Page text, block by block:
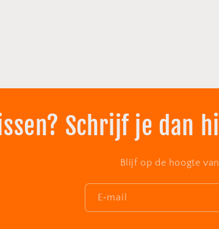
Schrijf je dan
Blijf op de hoogte
E‑mail